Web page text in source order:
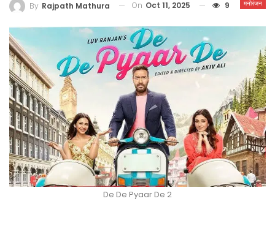
मनोरंजन
By Rajpath Mathura On Oct 11, 2025 9
De De Pyaar De 2